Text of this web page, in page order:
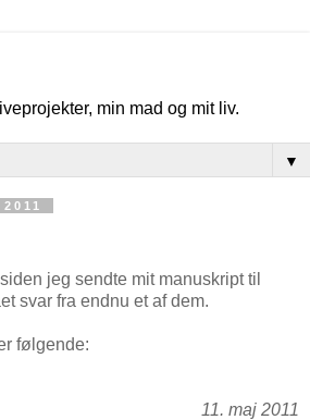
min mad og mit liv.
▼
jeg sendte mit manuskript til
svar fra endnu et af dem.
følgende:
11. maj 2011